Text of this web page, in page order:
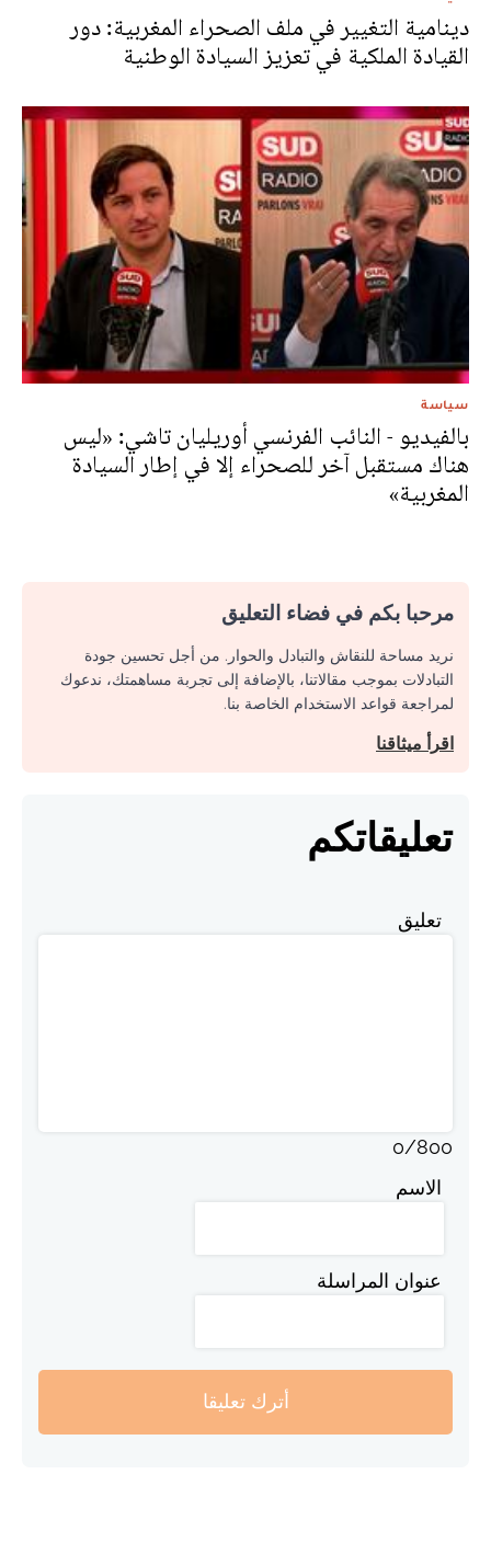
دينامية التغيير في ملف الصحراء المغربية: دور
القيادة الملكية في تعزيز السيادة الوطنية
سياسة
بالفيديو - النائب الفرنسي أوريليان تاشي: «ليس
هناك مستقبل آخر للصحراء إلا في إطار السيادة
المغربية»
مرحبا بكم في فضاء التعليق
نريد مساحة للنقاش والتبادل والحوار. من أجل تحسين جودة
التبادلات بموجب مقالاتنا، بالإضافة إلى تجربة مساهمتك، ندعوك
لمراجعة قواعد الاستخدام الخاصة بنا.
اقرأ ميثاقنا
تعليقاتكم
تعليق
0/800
الاسم
عنوان المراسلة
أترك تعليقا